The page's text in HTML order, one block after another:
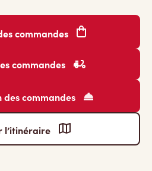
commandes
commandes
des commandes
l’itinéraire